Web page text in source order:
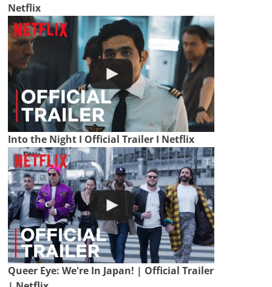
Netflix
Into the Night I Official Trailer I Netflix
Queer Eye: We're In Japan! | Official Trailer